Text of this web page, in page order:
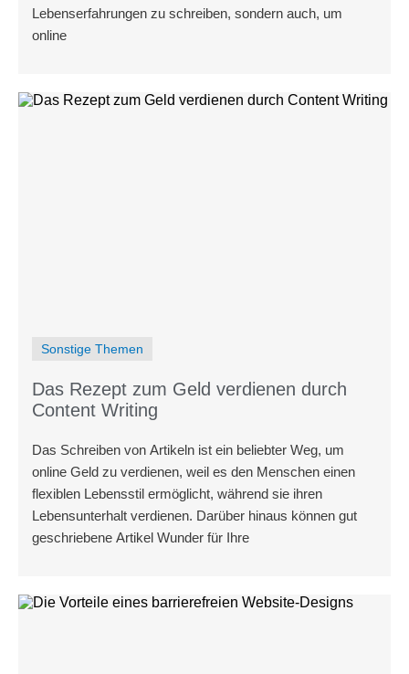
Lebenserfahrungen zu schreiben, sondern auch, um
online
Sonstige Themen
Das Rezept zum Geld verdienen durch
Content Writing
Das Schreiben von Artikeln ist ein beliebter Weg, um
online Geld zu verdienen, weil es den Menschen einen
flexiblen Lebensstil ermöglicht, während sie ihren
Lebensunterhalt verdienen. Darüber hinaus können gut
geschriebene Artikel Wunder für Ihre